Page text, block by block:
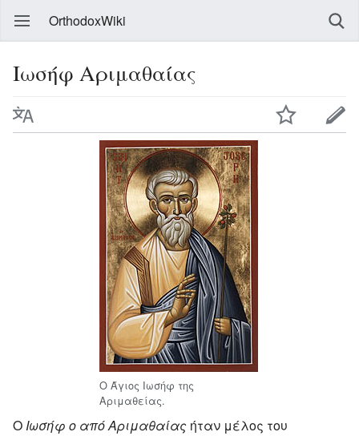
OrthodoxWiki
Ιωσήφ Αριμαθαίας
Ο Άγιος Ιωσήφ της
Αριμαθείας.
Ο Ιωσήφ ο από Αριμαθαίας ήταν μέλος του